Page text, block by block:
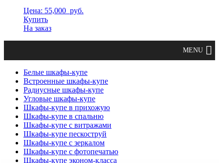
Цена: 55,000 руб.
Купить
На заказ
Белые шкафы-купе
Встроенные шкафы-купе
Радиусные шкафы-купе
Угловые шкафы-купе
Шкафы-купе в прихожую
Шкафы-купе в спальню
Шкафы-купе с витражами
Шкафы-купе пескоструй
Шкафы-купе с зеркалом
Шкафы-купе с фотопечатью
Шкафы-купе эконом-класса